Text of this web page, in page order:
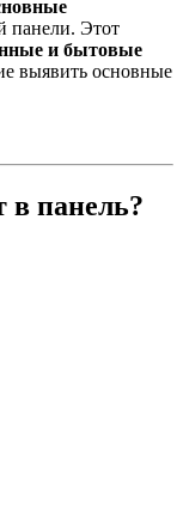
панели. Этот
и бытовые
выявить основные
в панель?